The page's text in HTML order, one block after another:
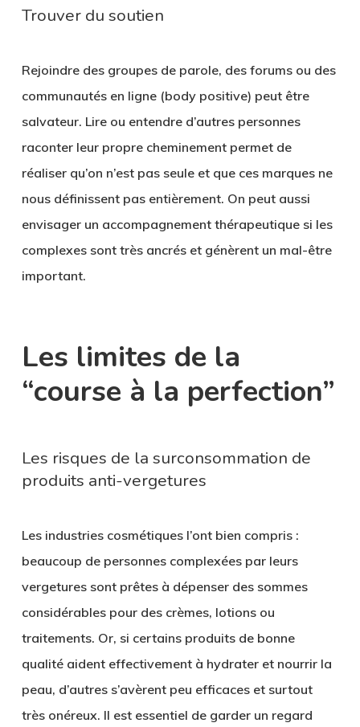
Trouver du soutien
Rejoindre des groupes de parole, des forums ou des
communautés en ligne (body positive) peut être
salvateur. Lire ou entendre d’autres personnes
raconter leur propre cheminement permet de
réaliser qu’on n’est pas seule et que ces marques ne
nous définissent pas entièrement. On peut aussi
envisager un accompagnement thérapeutique si les
complexes sont très ancrés et génèrent un mal-être
important.
Les limites de la
“course à la perfection”
Les risques de la surconsommation de
produits anti-vergetures
Les industries cosmétiques l’ont bien compris :
beaucoup de personnes complexées par leurs
vergetures sont prêtes à dépenser des sommes
considérables pour des crèmes, lotions ou
traitements. Or, si certains produits de bonne
qualité aident effectivement à hydrater et nourrir la
peau, d’autres s’avèrent peu efficaces et surtout
très onéreux. Il est essentiel de garder un regard